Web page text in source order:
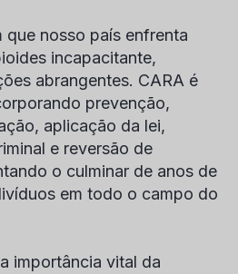
que nosso país enfrenta
incapacitante,
abrangentes. CARA é
prevenção,
aplicação da lei,
e reversão de
o culminar de anos de
em todo o campo do
importância vital da